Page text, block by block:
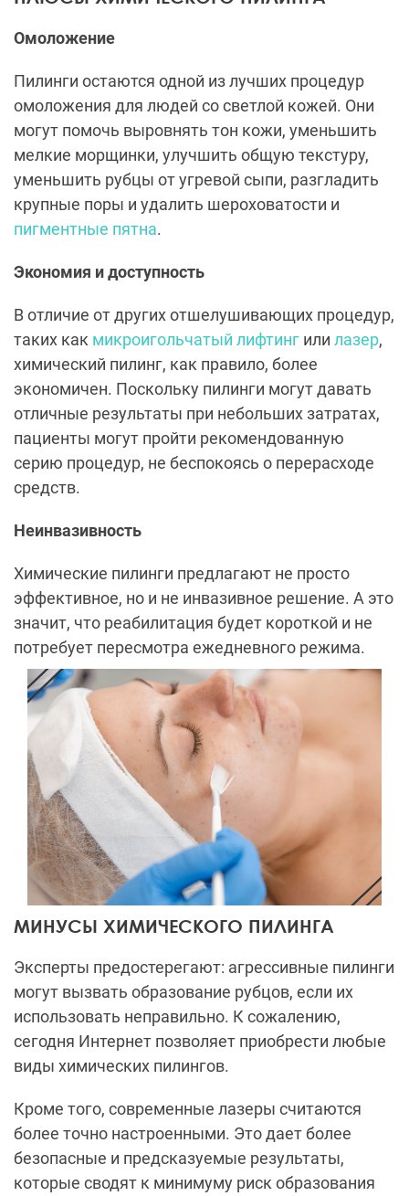
Омоложение
Пилинги остаются одной из лучших процедур
омоложения для людей со светлой кожей. Они
могут помочь выровнять тон кожи, уменьшить
мелкие морщинки, улучшить общую текстуру,
уменьшить рубцы от угревой сыпи, разгладить
крупные поры и удалить шероховатости и
пигментные пятна.
Экономия и доступность
В отличие от других отшелушивающих процедур,
таких как микроигольчатый лифтинг или лазер,
химический пилинг, как правило, более
экономичен. Поскольку пилинги могут давать
отличные результаты при небольших затратах,
пациенты могут пройти рекомендованную
серию процедур, не беспокоясь о перерасходе
средств.
Неинвазивность
Химические пилинги предлагают не просто
эффективное, но и не инвазивное решение. А это
значит, что реабилитация будет короткой и не
потребует пересмотра ежедневного режима.
МИНУСЫ ХИМИЧЕСКОГО ПИЛИНГА
Эксперты предостерегают: агрессивные пилинги
могут вызвать образование рубцов, если их
использовать неправильно. К сожалению,
сегодня Интернет позволяет приобрести любые
виды химических пилингов.
Кроме того, современные лазеры считаются
более точно настроенными. Это дает более
безопасные и предсказуемые результаты,
которые сводят к минимуму риск образования